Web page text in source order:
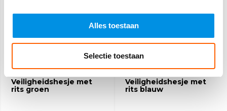
Alles toestaan
Selectie toestaan
Veiligheidshesje met
rits groen
Veiligheidshesje met
rits blauw